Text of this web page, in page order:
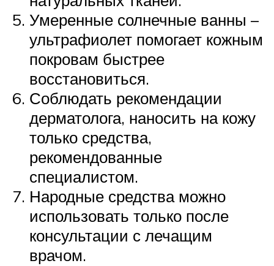
Умеренные солнечные ванны –
ультрафиолет помогает кожным
покровам быстрее
восстановиться.
Соблюдать рекомендации
дерматолога, наносить на кожу
только средства,
рекомендованные
специалистом.
Народные средства можно
использовать только после
консультации с лечащим
врачом.